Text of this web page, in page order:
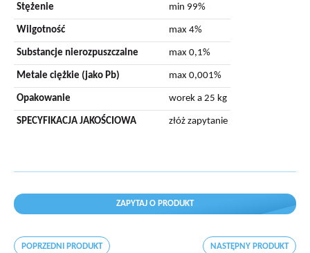
Stężenie min 99%
Wilgotność max 4%
Substancje nierozpuszczalne max 0,1%
Metale ciężkie (jako Pb) max 0,001%
Opakowanie worek a 25 kg
SPECYFIKACJA JAKOŚCIOWA złóż zapytanie
ZAPYTAJ O PRODUKT
POPRZEDNI PRODUKT NASTĘPNY PRODUKT